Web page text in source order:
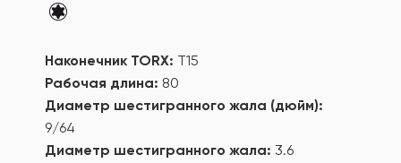
Наконечник TORX: T15
Рабочая длина: 80
Диаметр шестигранного жала (дюйм):
9/64
Диаметр шестигранного жала: 3.6